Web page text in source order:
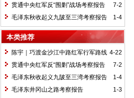
7-2
贯通中央红军反“围剿”战场考察报告
1-4
毛泽东秋收起义九陂至三湾考察报告
本类推荐
4-22
陈宇｜巧渡金沙江中路红军行军路线
考察报告
7-2
贯通中央红军反“围剿”战场考察报告
1-4
毛泽东秋收起义九陂至三湾考察报告
1-3
毛泽东井冈山之路考察报告